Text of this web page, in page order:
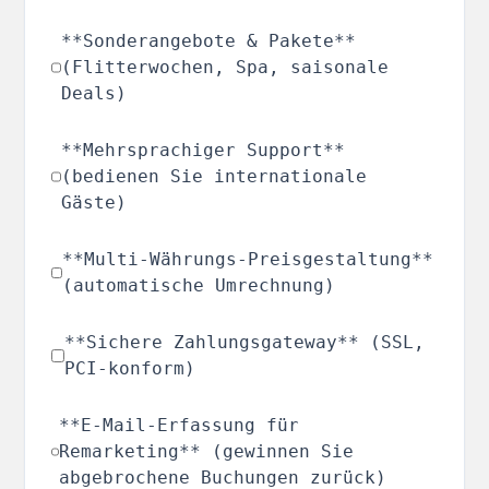
**Sonderangebote & Pakete**
(Flitterwochen, Spa, saisonale
Deals)
**Mehrsprachiger Support**
(bedienen Sie internationale
Gäste)
**Multi-Währungs-Preisgestaltung**
(automatische Umrechnung)
**Sichere Zahlungsgateway** (SSL,
PCI-konform)
**E-Mail-Erfassung für
Remarketing** (gewinnen Sie
abgebrochene Buchungen zurück)